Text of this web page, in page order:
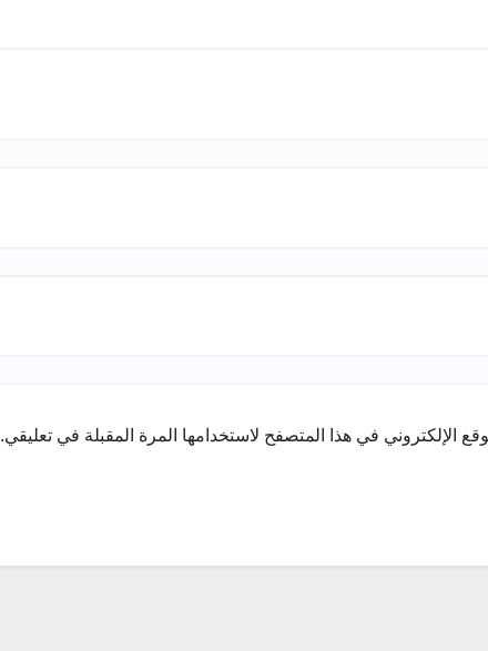
الإلكتروني في هذا المتصفح لاستخدامها المرة المقبلة في تعليقي.